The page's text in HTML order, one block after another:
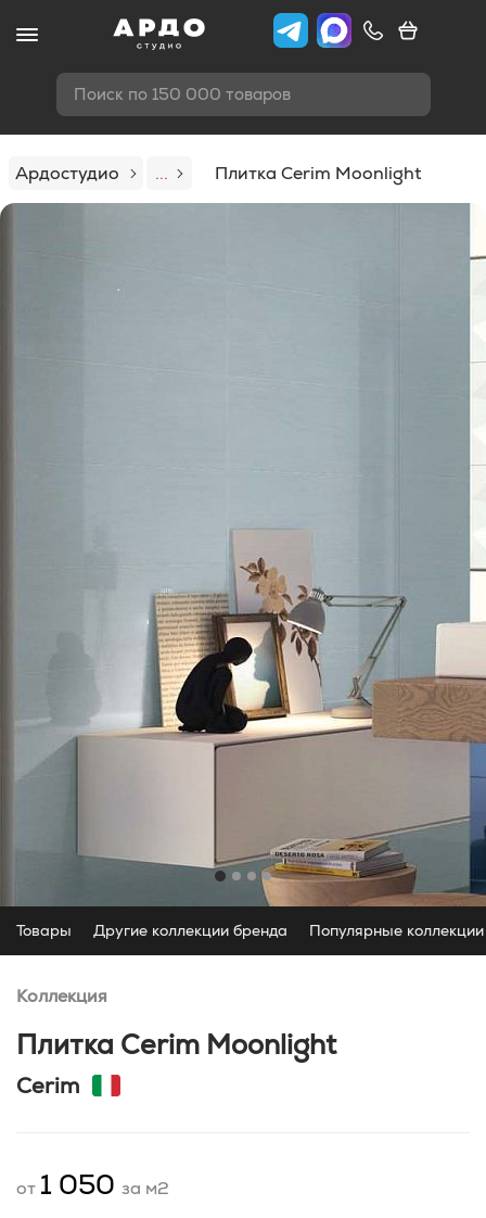
Поиск по 150 000 товаров
Ардостудио ... Плитка Cerim Moonlight
Товары Другие коллекции бренда Популярные коллекции
Коллекция
Плитка Cerim Moonlight
Cerim
от 1 050 за м2